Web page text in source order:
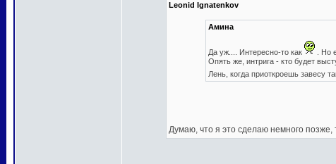
Leonid Ignatenkov
Амина
Да уж.... Интересно-то как
. Но
Опять же, интрига - кто будет
Лень, когда приоткроешь завесу
Думаю, что я это сделаю немного позже,